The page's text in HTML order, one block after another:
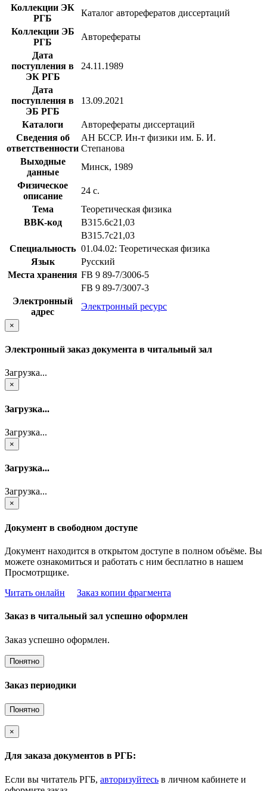
Коллекции ЭК
РГБ
Каталог авторефератов диссертаций
Коллекции ЭБ
РГБ
Авторефераты
Дата
поступления в
ЭК РГБ
24.11.1989
Дата
поступления в
ЭБ РГБ
13.09.2021
Каталоги
Авторефераты диссертаций
Сведения об
ответственности
АН БССР. Ин-т физики им. Б. И.
Степанова
Выходные
данные
Минск, 1989
Физическое
описание
24 с.
Тема
Теоретическая физика
BBK-код
В315.6с21,03
В315.7с21,03
Специальность 01.04.02: Теоретическая физика
Язык
Русский
Места хранения FB 9 89-7/3006-5
FB 9 89-7/3007-3
Электронный
адрес
Электронный ресурс
×
Электронный заказ документа в читальный зал
Загрузка...
×
Загрузка...
Загрузка...
×
Загрузка...
Загрузка...
×
Документ в свободном доступе
Документ находится в открытом доступе в полном объёме. Вы
можете ознакомиться и работать с ним бесплатно в нашем
Просмотрщике.
Читать онлайн
Заказ копии фрагмента
Заказ в читальный зал успешно оформлен
Заказ успешно оформлен.
Понятно
Заказ периодики
Понятно
×
Для заказа документов в РГБ:
Если вы читатель РГБ, авторизуйтесь в личном кабинете и